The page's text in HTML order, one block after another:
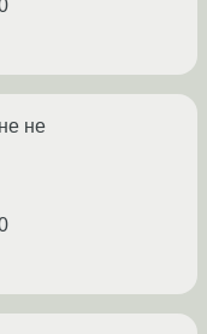
не